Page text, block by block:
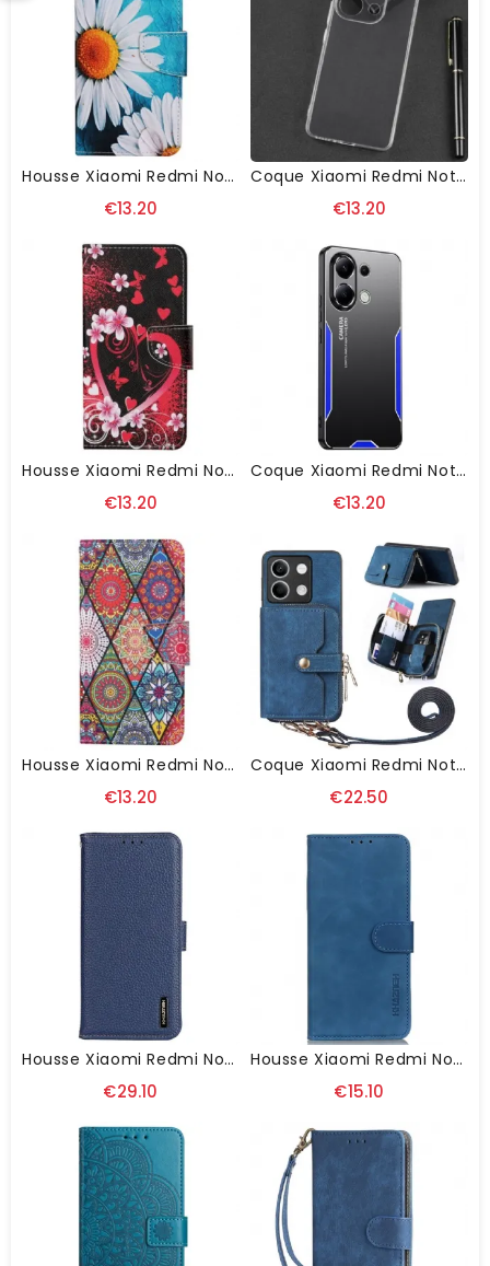
Housse Xiaomi Redmi Note 13 4G Grands Chrysanthèmes À Lanière
€13.20
Coque Xiaomi Redmi Note 13 4G Transparente
€13.20
Housse Xiaomi Redmi Note 13 4G Coeur À Lanière
€13.20
Coque Xiaomi Redmi Note 13 4G Finition Mate
€13.20
Housse Xiaomi Redmi Note 13 4G Totem À Lanière
€13.20
Coque Xiaomi Redmi Note 13 4G Portefeuille Avec Bandoulière
€22.50
Housse Xiaomi Redmi Note 13 4G Cuir Litchi KHAZNEH
€29.10
Housse Xiaomi Redmi Note 13 4G Effet Rétro KHAZNEH
€15.10